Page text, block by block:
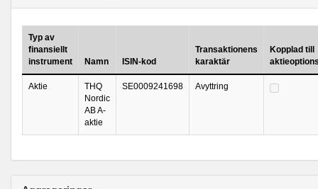
Typ av
finansiellt
instrument
Namn ISIN-kod
Transaktionens
karaktär
Kopplad till
Aktie
THQ
Nordic
AB A-
aktie
SE0009241698 Avyttring